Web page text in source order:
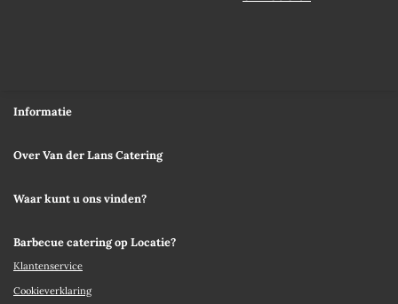
Informatie
Over Van der Lans Catering
Waar kunt u ons vinden?
Barbecue catering op Locatie?
Klantenservice
Cookieverklaring